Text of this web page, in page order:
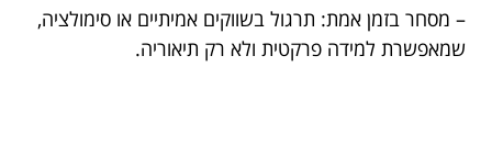
– מסחר בזמן אמת: תרגול בשווקים אמיתיים או סימולציה,
שמאפשרת למידה פרקטית ולא רק תיאוריה.